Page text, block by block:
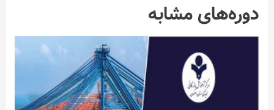
دوره‌های مشابه